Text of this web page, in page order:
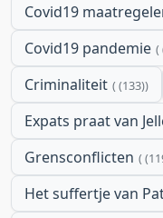
Covid19
Covid19 pandemie
Criminaliteit (133)
Expats praat van
Grensconflicten
Het suffertje van